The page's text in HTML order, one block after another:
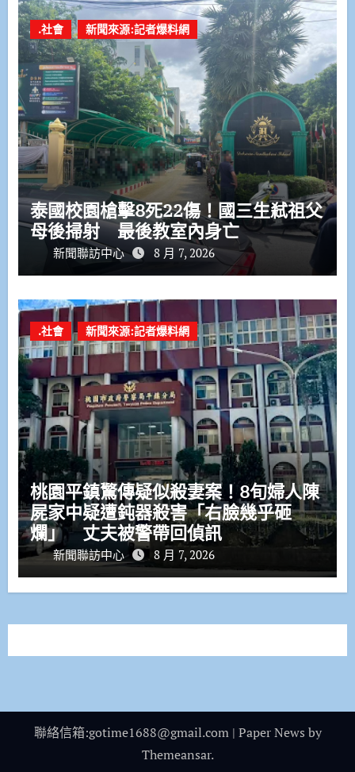
.社會 新聞來源:記者爆料網
泰國校園槍擊8死22傷！國三生弒祖父
母後掃射 最後教室內身亡
新聞聯訪中心 8 月 7, 2026
.社會 新聞來源:記者爆料網
桃園平鎮驚傳疑似殺妻案！8旬婦人陳
屍家中疑遭鈍器殺害「右臉幾乎砸
爛」 丈夫被警帶回偵訊
新聞聯訪中心 8 月 7, 2026
聯絡信箱:gotime1688@gmail.com | Paper News by
Themeansar.